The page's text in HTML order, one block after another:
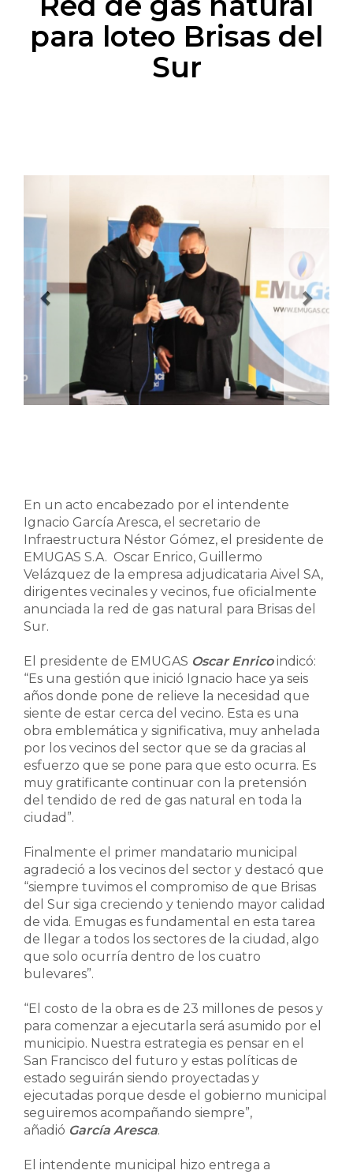
para loteo Brisas del
Sur
En un acto encabezado por el intendente
Ignacio García Aresca, el secretario de
Infraestructura Néstor Gómez, el presidente de
EMUGAS S.A. Oscar Enrico, Guillermo
Velázquez de la empresa adjudicataria Aivel SA,
dirigentes vecinales y vecinos, fue oficialmente
anunciada la red de gas natural para Brisas del
Sur.
El presidente de EMUGAS Oscar Enricoindicó:
“Es una gestión que inició Ignacio hace ya seis
años donde pone de relieve la necesidad que
siente de estar cerca del vecino. Esta es una
obra emblemática y significativa, muy anhelada
por los vecinos del sector que se da gracias al
esfuerzo que se pone para que esto ocurra. Es
muy gratificante continuar con la pretensión
del tendido de red de gas natural en toda la
ciudad”.
Finalmente el primer mandatario municipal
agradeció a los vecinos del sector y destacó que
“siempre tuvimos el compromiso de que Brisas
del Sur siga creciendo y teniendo mayor calidad
de vida. Emugas es fundamental en esta tarea
de llegar a todos los sectores de la ciudad, algo
que solo ocurría dentro de los cuatro
bulevares”.
“El costo de la obra es de 23 millones de pesos y
para comenzar a ejecutarla será asumido por el
municipio. Nuestra estrategia es pensar en el
San Francisco del futuro y estas políticas de
estado seguirán siendo proyectadas y
ejecutadas porque desde el gobierno municipal
seguiremos acompañando siempre”,
añadió García Aresca.
El intendente municipal hizo entrega a